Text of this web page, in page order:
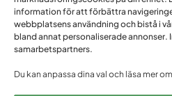
information för att förbättra
webbplatsens användning och bistå i
bland annat personaliserade annonser.
samarbetspartners.
Du kan anpassa dina val och läsa mer